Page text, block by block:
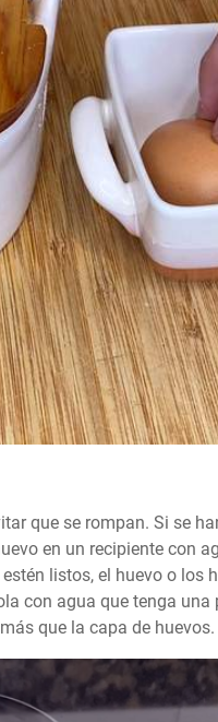
que se rompan. Si se
en un recipiente con
listos, el huevo o los
con agua que tenga una
que la capa de huevos.